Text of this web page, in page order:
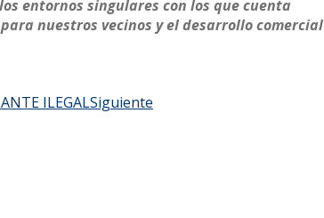
entornos singulares con los que cuenta
nuestros vecinos y el desarrollo comercial
ILEGALSiguiente